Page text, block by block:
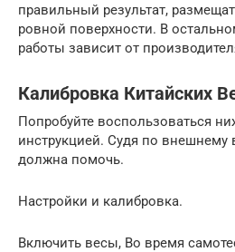
правильный результат,
ровной поверхности. В
работы зависит от
Калибровка Китайских
Попробуйте воспользоваться
инструкцией. Судя по внешнему
должна помочь.
Настройки и калибровка.
Включить весы, Во время